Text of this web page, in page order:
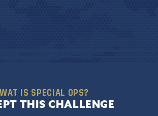
WAT IS SPECIAL OPS?
THIS CHALLENGE